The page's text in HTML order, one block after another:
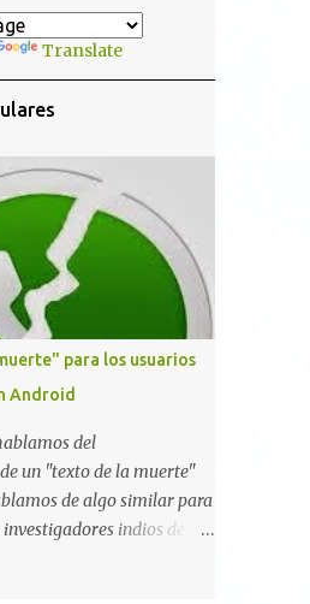
Translate
para los usuarios
Android
del
un "texto de la muerte"
de algo similar para
investigadores indios de tan